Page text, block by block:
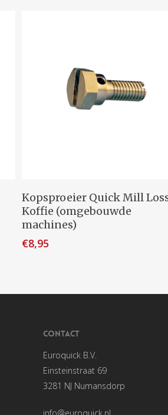
Toevoegen Aan Winkelwagen
Kopsproeier Quick Mill
Koffie (omgebouwde
machines)
€8,95
CONTACT
Euroquick B.V.
Einsteinstraat 69
3281 NJ Numansdorp